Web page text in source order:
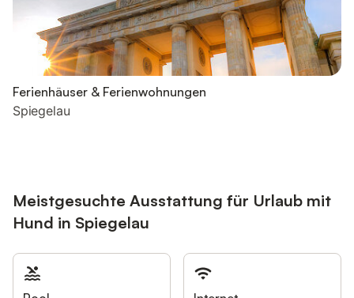
Ferienhäuser & Ferienwohnungen
Spiegelau
Meistgesuchte Ausstattung für Urlaub mit
Hund in Spiegelau